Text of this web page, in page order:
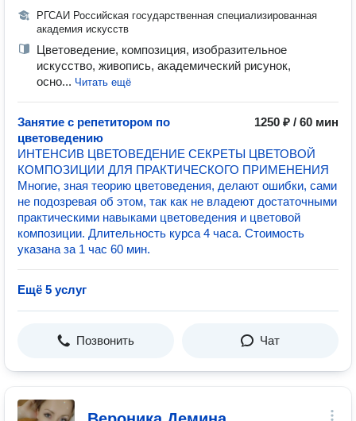
РГСАИ Российская государственная специализированная
академия искусств
Цветоведение, композиция, изобразительное
искусство, живопись, академический рисунок,
осно... Читать ещё
Занятие с репетитором по
цветоведению
1250 ₽ / 60 мин
ИНТЕНСИВ ЦВЕТОВЕДЕНИЕ СЕКРЕТЫ ЦВЕТОВОЙ
КОМПОЗИЦИИ ДЛЯ ПРАКТИЧЕСКОГО ПРИМЕНЕНИЯ
Многие, зная теорию цветоведения, делают ошибки, сами
не подозревая об этом, так как не владеют достаточными
практическими навыками цветоведения и цветовой
композиции. Длительность курса 4 часа. Стоимость
указана за 1 час 60 мин.
Ещё 5 услуг
Позвонить Чат